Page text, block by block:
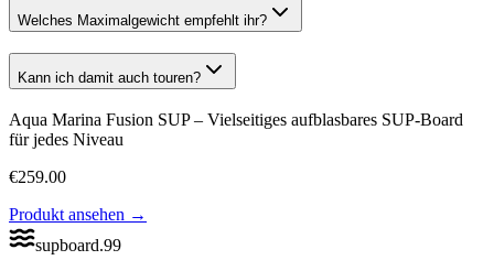
Welches Maximalgewicht empfehlt ihr?
Kann ich damit auch touren?
Aqua Marina Fusion SUP – Vielseitiges aufblasbares SUP-Board
für jedes Niveau
€259.00
Produkt ansehen →
supboard.99